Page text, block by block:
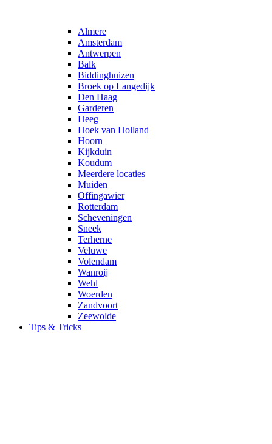
Almere
Amsterdam
Antwerpen
Balk
Biddinghuizen
Broek op Langedijk
Den Haag
Garderen
Heeg
Hoek van Holland
Hoorn
Kijkduin
Koudum
Meerdere locaties
Muiden
Offingawier
Rotterdam
Scheveningen
Sneek
Terherne
Veluwe
Volendam
Wanroij
Wehl
Woerden
Zandvoort
Zeewolde
Tips & Tricks